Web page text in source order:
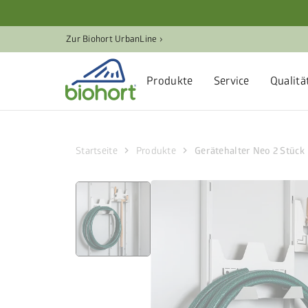
Zur Biohort UrbanLine ›
Produkte Service
Startseite chevron_right Produkte chevron_right Gerätehalter Neo 2 Stück